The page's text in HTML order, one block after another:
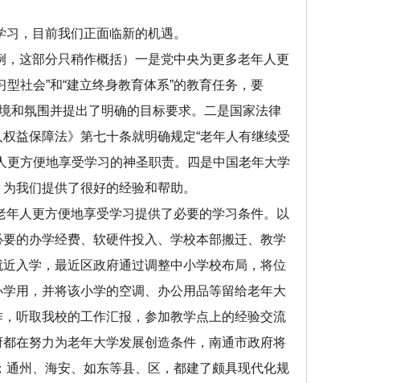
，目前我们正面临新的机遇。
这部分只稍作概括）一是党中央为更多老年人更
社会”和“建立终身教育体系”的教育任务，要
和氛围并提出了明确的目标要求。二是国家法律
益保障法》第七十条就明确规定“老年人有继续受
方便地享受学习的神圣职责。四是中国老年大学
我们提供了很好的经验和帮助。
人更方便地享受学习提供了必要的学习条件。以
的办学经费、软硬件投入、学校本部搬迁、教学
入学，最近区政府通过调整中小学校布局，将位
用，并将该小学的空调、办公用品等留给老年大
听取我校的工作汇报，参加教学点上的经验交流
在努力为老年大学发展创造条件，南通市政府将
州、海安、如东等县、区，都建了颇具现代化规